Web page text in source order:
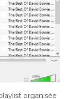
organisée